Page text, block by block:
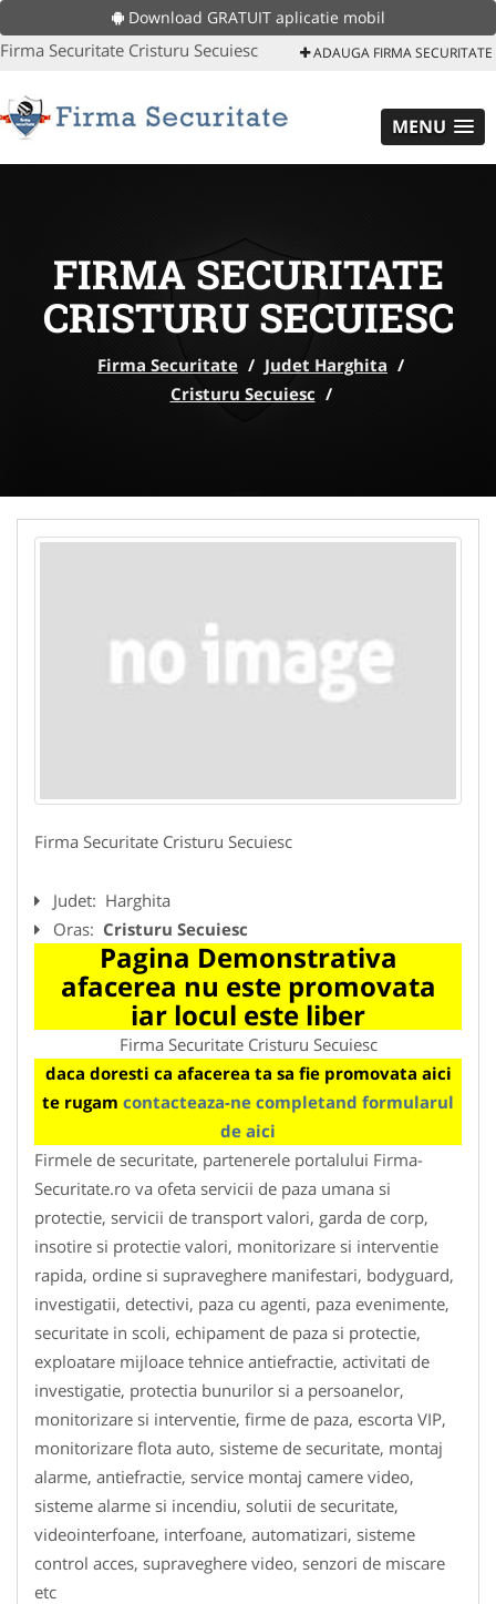
Download GRATUIT aplicatie mobil
Firma Securitate Cristuru Secuiesc ADAUGA FIRMA SECURITATE
MENU
FIRMA SECURITATE
CRISTURU SECUIESC
Firma Securitate / Judet Harghita /
Cristuru Secuiesc /
Firma Securitate Cristuru Secuiesc
Judet: Harghita
Oras: Cristuru Secuiesc
Pagina Demonstrativa
afacerea nu este promovata
iar locul este liber
Firma Securitate Cristuru Secuiesc
daca doresti ca afacerea ta sa fie promovata aici
te rugam contacteaza-ne completand formularul
de aici
Firmele de securitate, partenerele portalului Firma-
Securitate.ro va ofeta servicii de paza umana si
protectie, servicii de transport valori, garda de corp,
insotire si protectie valori, monitorizare si interventie
rapida, ordine si supraveghere manifestari, bodyguard,
investigatii, detectivi, paza cu agenti, paza evenimente,
securitate in scoli, echipament de paza si protectie,
exploatare mijloace tehnice antiefractie, activitati de
investigatie, protectia bunurilor si a persoanelor,
monitorizare si interventie, firme de paza, escorta VIP,
monitorizare flota auto, sisteme de securitate, montaj
alarme, antiefractie, service montaj camere video,
sisteme alarme si incendiu, solutii de securitate,
videointerfoane, interfoane, automatizari, sisteme
control acces, supraveghere video, senzori de miscare
etc